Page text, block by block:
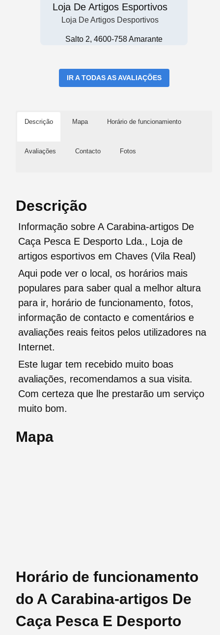
Loja De Artigos Esportivos
Loja De Artigos Desportivos
Salto 2, 4600-758 Amarante
IR A TODAS AS AVALIAÇÕES
Descrição Mapa Horário de funcionamiento
Avaliações Contacto Fotos
Descrição
Informação sobre A Carabina-artigos De
Caça Pesca E Desporto Lda., Loja de
artigos esportivos em Chaves (Vila Real)
Aqui pode ver o local, os horários mais
populares para saber qual a melhor altura
para ir, horário de funcionamento, fotos,
informação de contacto e comentários e
avaliações reais feitos pelos utilizadores na
Internet.
Este lugar tem recebido muito boas
avaliações, recomendamos a sua visita.
Com certeza que lhe prestarão um serviço
muito bom.
Mapa
Horário de funcionamento
do A Carabina-artigos De
Caça Pesca E Desporto